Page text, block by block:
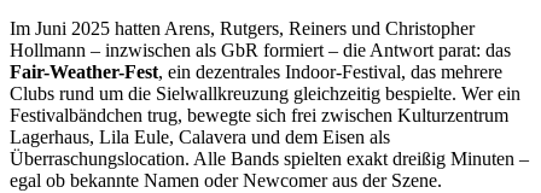
Im Juni 2025 hatten Arens, Rutgers, Reiners und Christopher
Hollmann – inzwischen als GbR formiert – die Antwort parat: das
Fair-Weather-Fest, ein dezentrales Indoor-Festival, das mehrere
Clubs rund um die Sielwallkreuzung gleichzeitig bespielte. Wer ein
Festivalbändchen trug, bewegte sich frei zwischen Kulturzentrum
Lagerhaus, Lila Eule, Calavera und dem Eisen als
Überraschungslocation. Alle Bands spielten exakt dreißig Minuten –
egal ob bekannte Namen oder Newcomer aus der Szene.